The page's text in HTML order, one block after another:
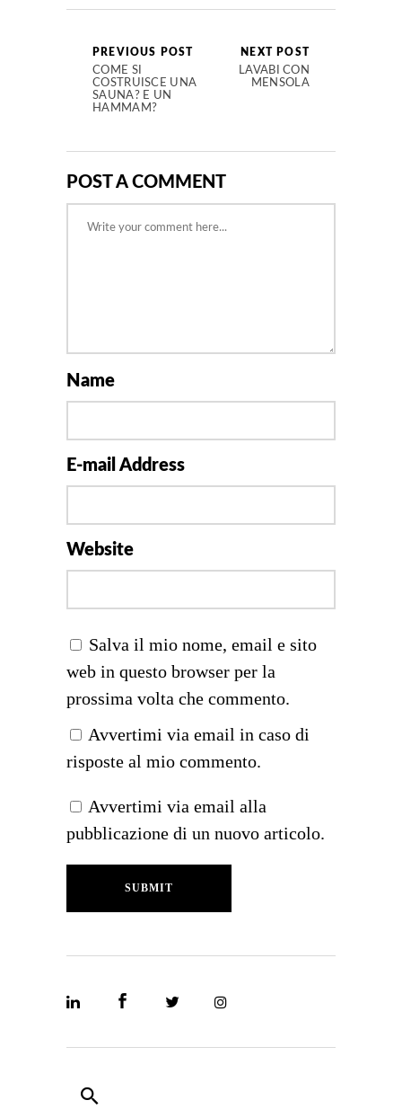
PREVIOUS POST
COME SI
COSTRUISCE UNA
SAUNA? E UN
HAMMAM?
NEXT POST
LAVABI CON
MENSOLA
POST A COMMENT
Name
E-mail Address
Website
Salva il mio nome, email e sito
web in questo browser per la
prossima volta che commento.
Avvertimi via email in caso di
risposte al mio commento.
Avvertimi via email alla
pubblicazione di un nuovo articolo.
SUBMIT